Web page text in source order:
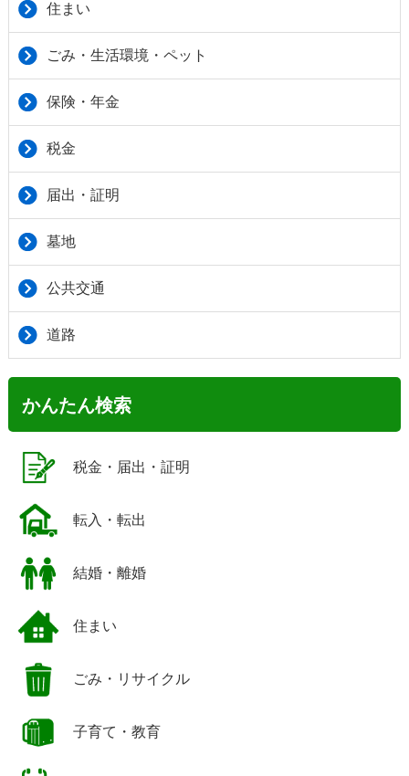
住まい
ごみ・生活環境・ペット
保険・年金
税金
届出・証明
墓地
公共交通
道路
かんたん検索
税金・届出・証明
転入・転出
結婚・離婚
住まい
ごみ・リサイクル
子育て・教育